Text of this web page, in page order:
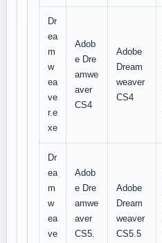
Dr
ea
m
w
ea
ve
r.e
xe
Adob
e Dre
amwe
aver
CS4
Adobe
Dream
weaver
CS4
Dr
ea
m
w
ea
ve
Adob
e Dre
amwe
aver
CS5.
Adobe
Dream
weaver
CS5.5